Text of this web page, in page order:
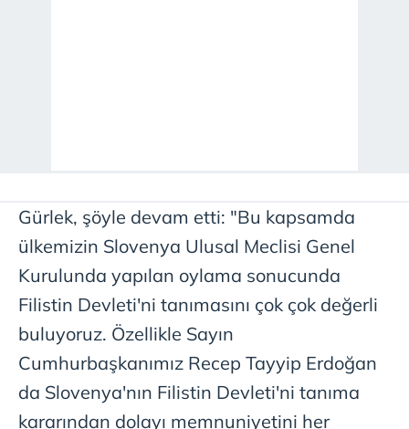
ilgili mevzuata uygun olarak kullanılan çerezlerle ilgili bilgi
almak için lütfen
.
Gürlek, şöyle devam etti: "Bu kapsamda
ülkemizin Slovenya Ulusal Meclisi Genel
Kurulunda yapılan oylama sonucunda
Filistin Devleti'ni tanımasını çok çok değerli
buluyoruz. Özellikle Sayın
Cumhurbaşkanımız Recep Tayyip Erdoğan
da Slovenya'nın Filistin Devleti'ni tanıma
kararından dolayı memnuniyetini her